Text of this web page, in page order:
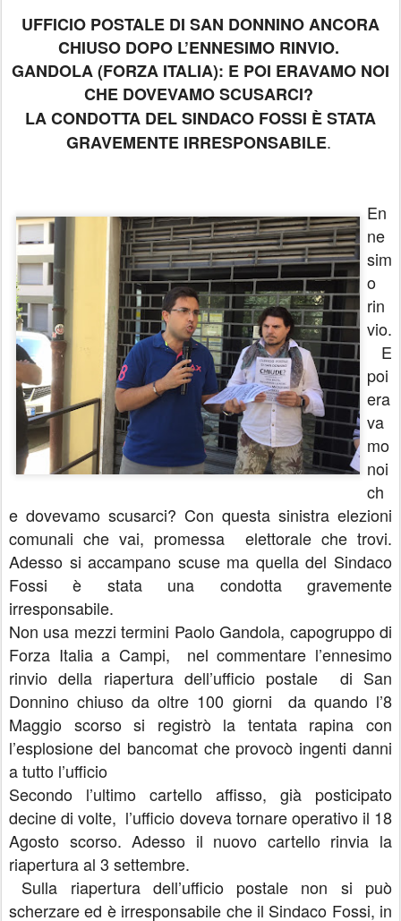
UFFICIO POSTALE DI SAN DONNINO ANCORA
CHIUSO DOPO L’ENNESIMO RINVIO.
GANDOLA (FORZA ITALIA): E POI ERAVAMO NOI
CHE DOVEVAMO SCUSARCI?
LA CONDOTTA DEL SINDACO FOSSI È STATA
GRAVEMENTE IRRESPONSABILE.
En
ne
sim
o
rin
vio.
E
poi
era
va
mo
noi
ch
e dovevamo scusarci? Con questa sinistra elezioni
comunali che vai, promessa elettorale che trovi.
Adesso si accampano scuse ma quella del Sindaco
Fossi è stata una condotta gravemente
irresponsabile.
Non usa mezzi termini Paolo Gandola, capogruppo di
Forza Italia a Campi, nel commentare l’ennesimo
rinvio della riapertura dell’ufficio postale di San
Donnino chiuso da oltre 100 giorni da quando l’8
Maggio scorso si registrò la tentata rapina con
l’esplosione del bancomat che provocò ingenti danni
a tutto l’ufficio
Secondo l’ultimo cartello affisso, già posticipato
decine di volte, l’ufficio doveva tornare operativo il 18
Agosto scorso. Adesso il nuovo cartello rinvia la
riapertura al 3 settembre.
Sulla riapertura dell’ufficio postale non si può
scherzare ed è irresponsabile che il Sindaco Fossi, in